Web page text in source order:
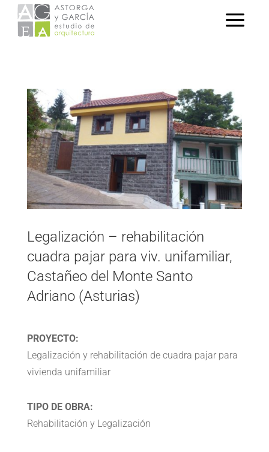
Legalización – rehabilitación
cuadra pajar para viv. unifamiliar,
Castañeo del Monte Santo
Adriano (Asturias)
PROYECTO:
Legalización y rehabilitación de cuadra pajar para
vivienda unifamiliar
TIPO DE OBRA:
Rehabilitación y Legalización